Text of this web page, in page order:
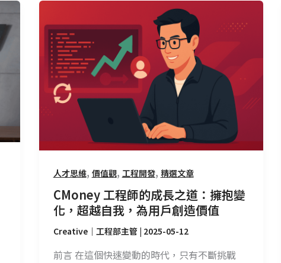
人才思維, 價值觀, 工程開發, 精選文章
CMoney 工程師的成長之道：擁抱變
化，超越自我，為用戶創造價值
Creative｜工程部主管 | 2025-05-12
前言 在這個快速變動的時代，只有不斷挑戰
工
程
師
的
成
長
之
變
化，
超
自
我，